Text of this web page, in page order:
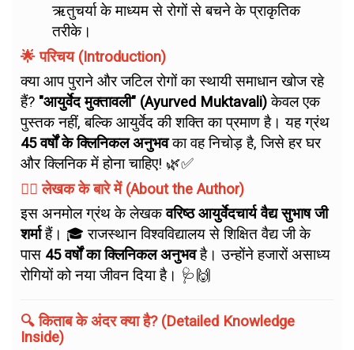
ऋतुचर्या के माध्यम से रोगों से बचने के प्राकृतिक
तरीके।
🌟 परिचय (Introduction)
क्या आप पुराने और जटिल रोगों का स्थायी समाधान खोज रहे
हैं? "आयुर्वेद मुक्तावली" (Ayurved Muktavali)केवल एक
पुस्तक नहीं, बल्कि आयुर्वेद की शक्ति का प्रमाण है। यह ग्रंथ
45 वर्षों के क्लिनिकल अनुभवका वह निचोड़ है, जिसे हर घर
और क्लिनिक में होना चाहिए! 🌿✅
👨‍⚕️ लेखक के बारे में (About the Author)
इस अनमोल ग्रंथ के लेखकवरिष्ठ आयुर्वेदचार्य वैद्य सुभाष जी
शर्माहैं। 🎓 राजस्थान विश्वविद्यालय से शिक्षित वैद्य जी के
पास 45 वर्षों का क्लिनिकल अनुभवहै। उन्होंने हजारों असाध्य
रोगियों को नया जीवन दिया है। 🩺🙌
🔍 किताब के अंदर क्या है? (Detailed Knowledge
Inside)